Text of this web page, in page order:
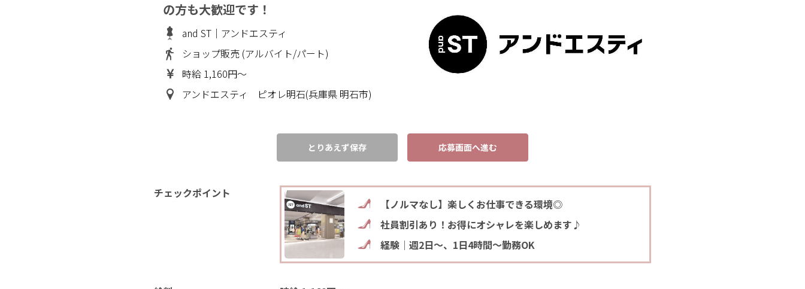
の方も大歓迎です！
and ST｜アンドエスティ
ショップ販売 (アルバイト/パート)
時給 1,160円～
アンドエスティ ピオレ明石(兵庫県 明石市)
とりあえず保存 応募画面へ進む
チェックポイント
【ノルマなし】楽しくお仕事できる環境◎
社員割引あり！お得にオシャレを楽しめます♪
経験｜週2日～、1日4時間～勤務OK